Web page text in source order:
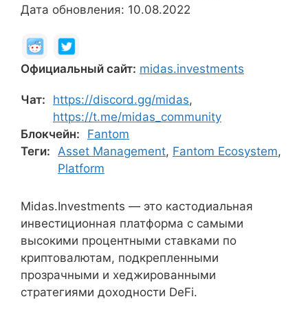
Дата обновления: 10.08.2022
Официальный сайт: midas.investments
Чат: https://discord.gg/midas,
https://t.me/midas_community
Блокчейн:
Fantom
Теги: Asset Management, Fantom Ecosystem,
Platform
Midas.Investments — это кастодиальная
инвестиционная платформа с самыми
высокими процентными ставками по
криптовалютам, подкрепленными
прозрачными и хеджированными
стратегиями доходности DeFi.